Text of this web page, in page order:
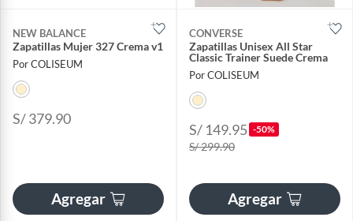
NEW BALANCE
Zapatillas Mujer 327 Crema v1
Por COLISEUM
S/ 379.90
Agregar
CONVERSE
Zapatillas Unisex All Star
Classic Trainer Suede Crema
Por COLISEUM
S/ 149.95 -50%
S/ 299.90
Agregar